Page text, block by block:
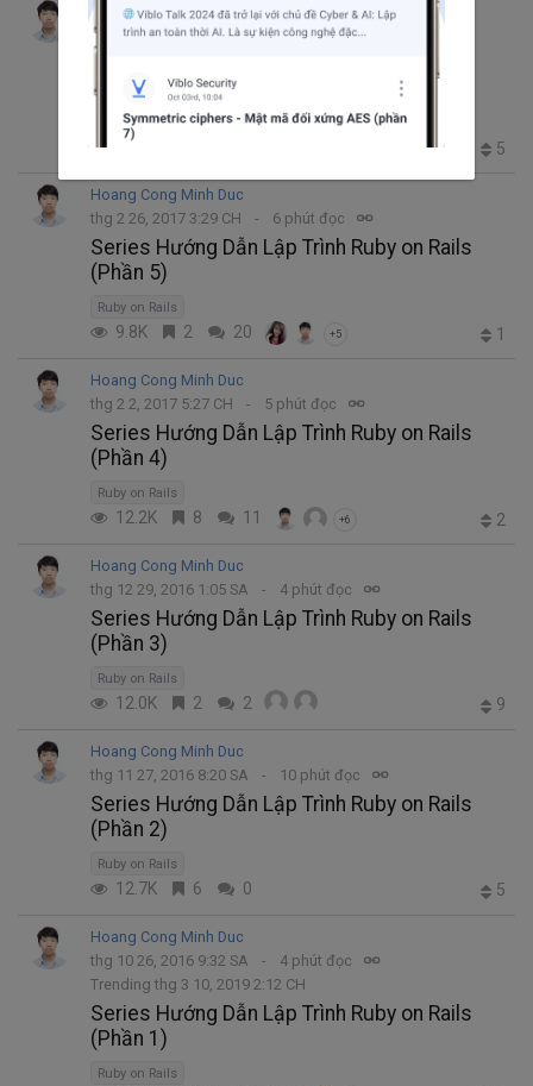
Hoang Cong Minh Duc
thg 4 2, 2017 3:00 CH
4 phút đọc
(Phần 6)
Ruby Ruby on Rails
4.6K 5
Hoang Cong Minh Duc
thg 2 26, 2017 3:29 CH
6 phút đọc
Series Hướng Dẫn Lập Trình Ruby on Rails
(Phần 5)
Ruby on Rails
9.8K 2 20 +5 1
Hoang Cong Minh Duc
thg 2 2, 2017 5:27 CH
5 phút đọc
Series Hướng Dẫn Lập Trình Ruby on Rails
(Phần 4)
Ruby on Rails
12.2K 8 11 +6 2
Hoang Cong Minh Duc
thg 12 29, 2016 1:05 SA
4 phút đọc
Series Hướng Dẫn Lập Trình Ruby on Rails
(Phần 3)
Ruby on Rails
12.0K 2 2 9
Hoang Cong Minh Duc
thg 11 27, 2016 8:20 SA
10 phút đọc
Series Hướng Dẫn Lập Trình Ruby on Rails
(Phần 2)
Ruby on Rails
12.7K 6 0 5
Hoang Cong Minh Duc
thg 10 26, 2016 9:32 SA
4 phút đọc
Trending thg 3 10, 2019 2:12 CH
Series Hướng Dẫn Lập Trình Ruby on Rails
(Phần 1)
Ruby on Rails